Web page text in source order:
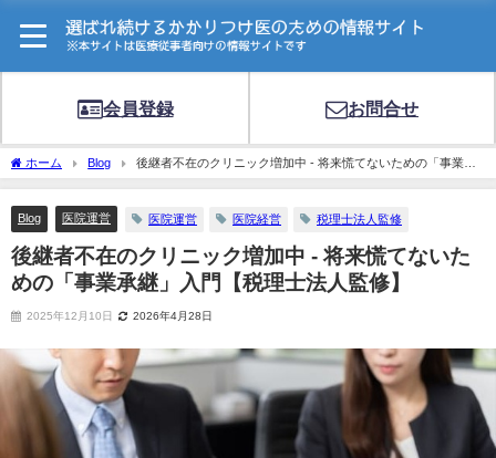
会員登録 お問合せ
ホーム Blog
後継者不在のクリニック増加中 - 将来慌てないための「事業承
継」入門【税理士法人監修】
Blog 医院運営 医院運営 医院経営 税理士法人監修
後継者不在のクリニック増加中 - 将来慌てないた
めの「事業承継」入門【税理士法人監修】
2025年12月10日 2026年4月28日